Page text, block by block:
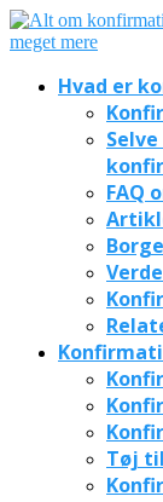
Hvad er
FAQ
Tøj